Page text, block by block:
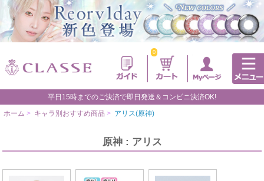
0
平日15時までのご決済で即日発送＆コンビニ決済OK!
ホーム > キャラ別おすすめ商品 > アリス(原神)
原神 : アリス